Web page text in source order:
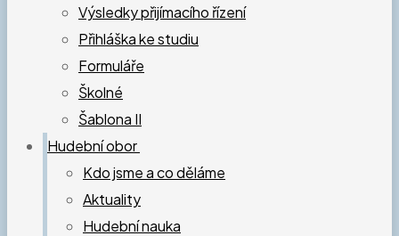
Výsledky přijímacího řízení
Přihláška ke studiu
Formuláře
Školné
Šablona II
Hudební obor
Kdo jsme a co děláme
Aktuality
Hudební nauka